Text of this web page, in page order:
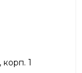
1